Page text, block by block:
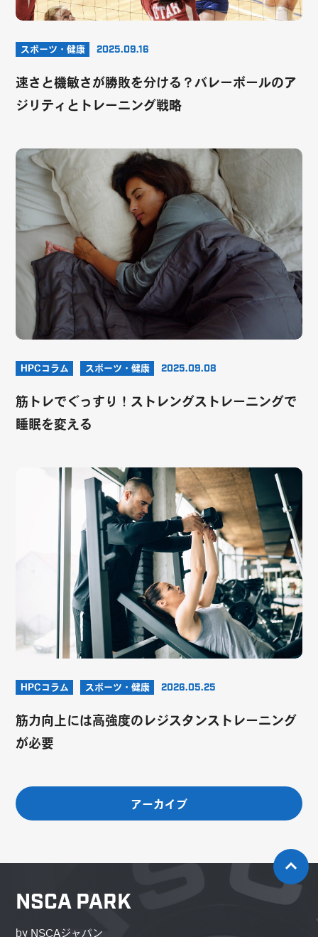
スポーツ・健康 2025.09.16
速さと機敏さが勝敗を分ける？バレーボールのア
ジリティとトレーニング戦略
HPCコラム スポーツ・健康 2025.09.08
筋トレでぐっすり！ストレングストレーニングで
睡眠を変える
HPCコラム スポーツ・健康 2026.05.25
筋力向上には高強度のレジスタンストレーニング
が必要
アーカイブ
NSCA PARK
by NSCAジャパン